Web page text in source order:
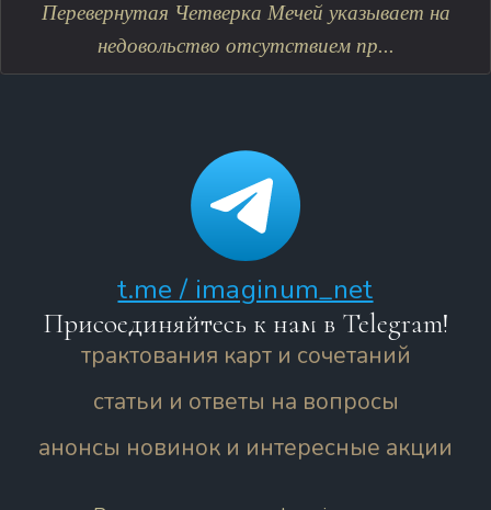
Перевернутая Четверка Мечей указывает на
недовольство отсутствием пр...
t.me / imaginum_net
Присоединяйтесь к нам в Telegram!
трактования карт и сочетаний
статьи и ответы на вопросы
анонсы новинок и интересные акции